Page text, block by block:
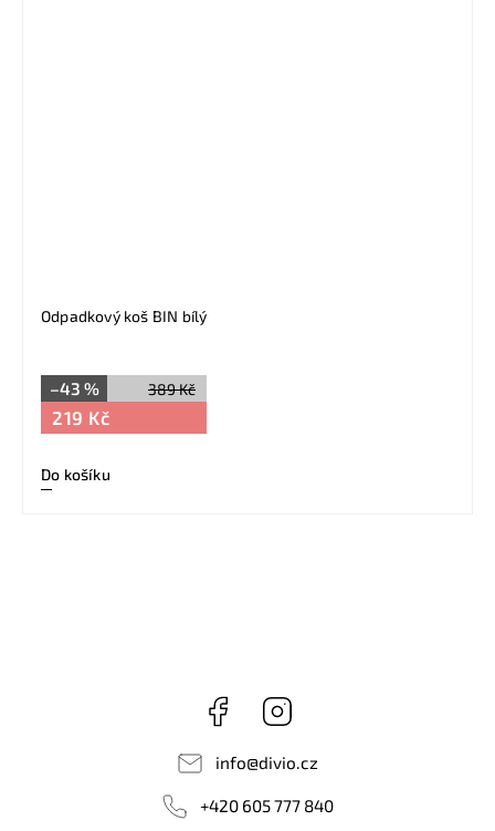
Odpadkový koš BIN bílý
389 Kč
–43 %
219 Kč
Do košíku
Facebook
info@divio.cz
+420 605 777 840